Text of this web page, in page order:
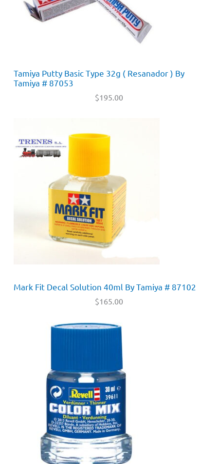
Tamiya Putty Basic Type 32g ( Resanador ) By
Tamiya # 87053
$195.00
Mark Fit Decal Solution 40ml By Tamiya # 87102
$165.00